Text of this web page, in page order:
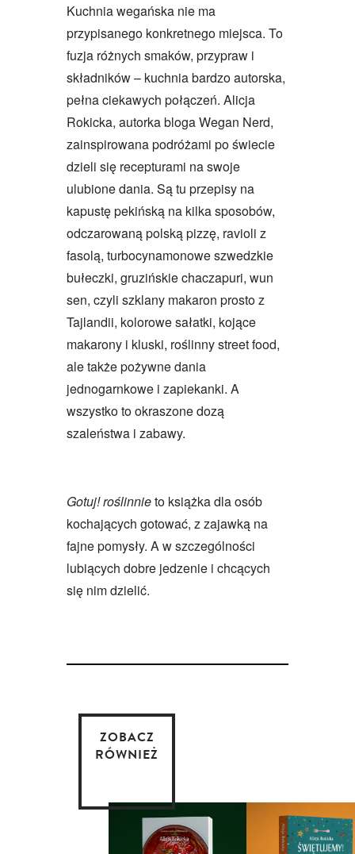
Kuchnia wegańska nie ma
przypisanego konkretnego miejsca. To
fuzja różnych smaków, przypraw i
składników – kuchnia bardzo autorska,
pełna ciekawych połączeń. Alicja
Rokicka, autorka bloga Wegan Nerd,
zainspirowana podróżami po świecie
dzieli się recepturami na swoje
ulubione dania. Są tu przepisy na
kapustę pekińską na kilka sposobów,
odczarowaną polską pizzę, ravioli z
fasolą, turbocynamonowe szwedzkie
bułeczki, gruzińskie chaczapuri, wun
sen, czyli szklany makaron prosto z
Tajlandii, kolorowe sałatki, kojące
makarony i kluski, roślinny street food,
ale także pożywne dania
jednogarnkowe i zapiekanki. A
wszystko to okraszone dozą
szaleństwa i zabawy.
Gotuj! roślinnieto książka dla osób
kochających gotować, z zajawką na
fajne pomysły. A w szczególności
lubiących dobre jedzenie i chcących
się nim dzielić.
ZOBACZ
RÓWNIEŻ